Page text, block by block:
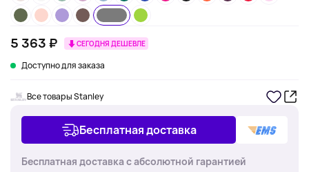
5 363 ₽ СЕГОДНЯ ДЕШЕВЛЕ
Доступно для заказа
Все товары Stanley
Бесплатная доставка
Бесплатная доставка с абсолютной гарантией